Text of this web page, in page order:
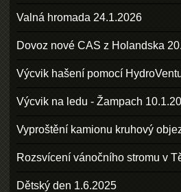
Valná hromada 24.1.2026
Dovoz nové CAS z Holandska
Výcvik hašení pomocí
Výcvik na ledu - Žampach
Vyproštění kamionu kruhový
Rozsvícení vánočního stromu v
Dětský den 1.6.2025